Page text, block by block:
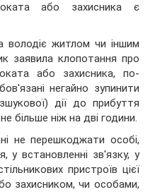
або захисника є
житлом чи іншим
заявила клопотання про
або захисника, по-
негайно зупинити
дії до прибуття
більше ніж на дві години.
не перешкоджати особі,
у встановленні зв'язку, у
пристроїв цієї
захисником, чи особами,